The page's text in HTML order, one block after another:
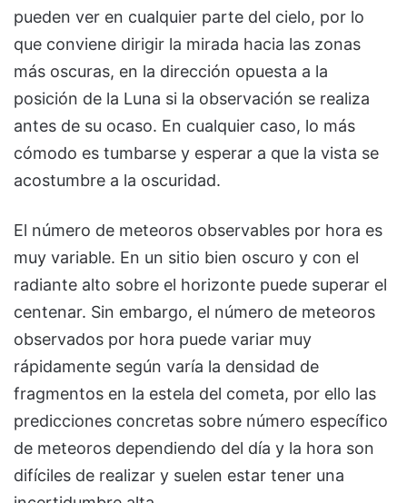
pueden ver en cualquier parte del cielo, por lo
que conviene dirigir la mirada hacia las zonas
más oscuras, en la dirección opuesta a la
posición de la Luna si la observación se realiza
antes de su ocaso. En cualquier caso, lo más
cómodo es tumbarse y esperar a que la vista se
acostumbre a la oscuridad.
El número de meteoros observables por hora es
muy variable. En un sitio bien oscuro y con el
radiante alto sobre el horizonte puede superar el
centenar. Sin embargo, el número de meteoros
observados por hora puede variar muy
rápidamente según varía la densidad de
fragmentos en la estela del cometa, por ello las
predicciones concretas sobre número específico
de meteoros dependiendo del día y la hora son
difíciles de realizar y suelen estar tener una